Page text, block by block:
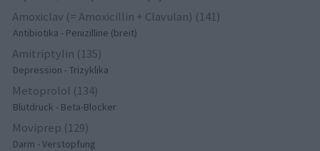
Amoxiclav (= Amoxicillin + Clavulan) (141)
Antibiotika - Penizilline (breit)
Amitriptylin (135)
Depression - Trizyklika
Metoprolol (134)
Blutdruck - Beta-Blocker
Moviprep (129)
Darm - Verstopfung